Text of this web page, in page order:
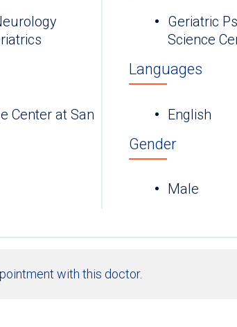
Center at San
Geriatric
Languages
English
Gender
Male
with this doctor.